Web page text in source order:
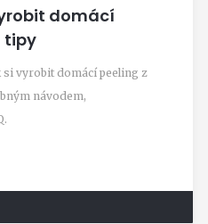
domácí
tipy
si vyrobit domácí peeling z
návodem,